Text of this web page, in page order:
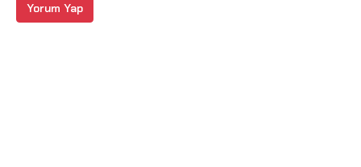
Yorum Yap